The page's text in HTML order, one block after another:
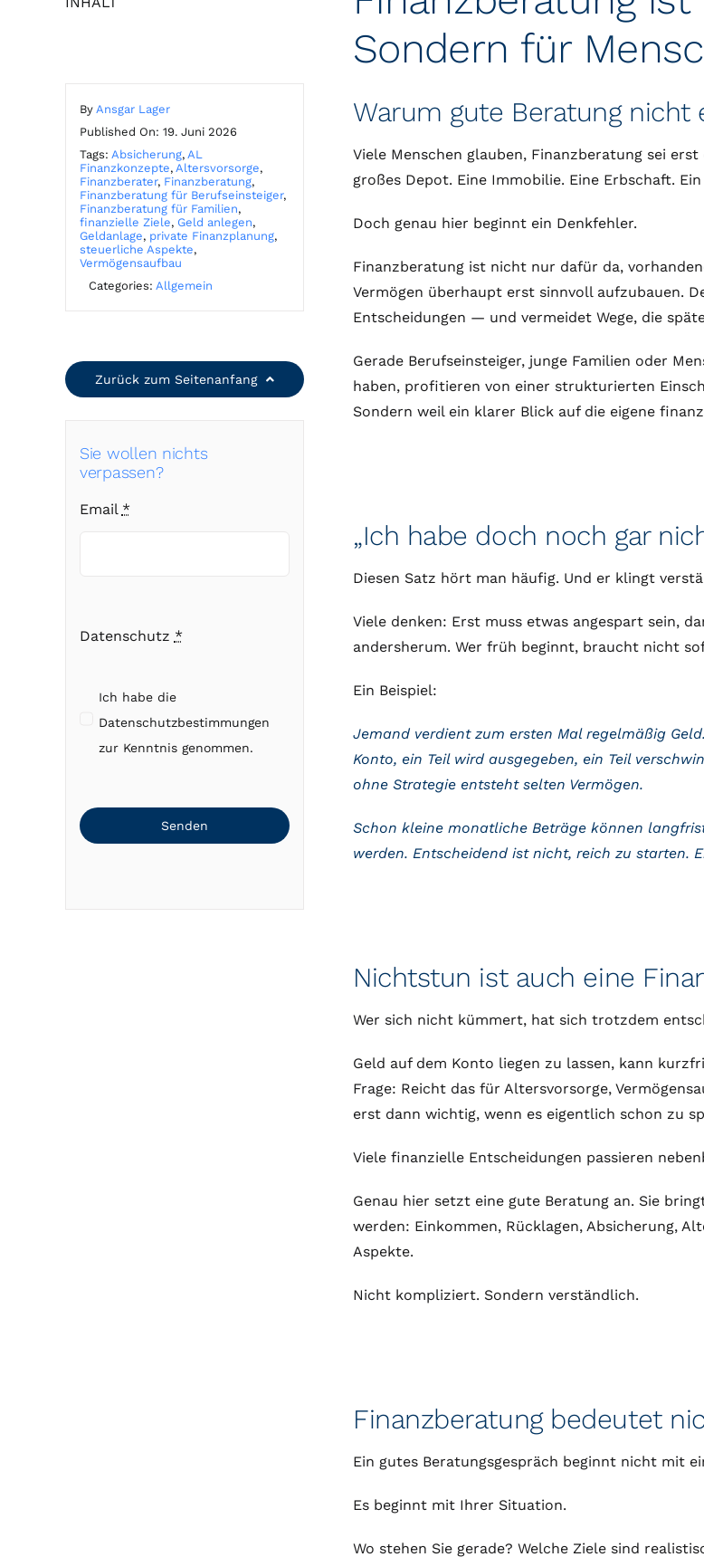
By Ansgar Lager
Published On: 19. Juni 2026
Tags: Absicherung, AL
Finanzkonzepte, Altersvorsorge,
Finanzberater, Finanzberatung,
Finanzberatung für Berufseinsteiger,
Finanzberatung für Familien,
finanzielle Ziele, Geld anlegen,
Geldanlage, private Finanzplanung,
steuerliche Aspekte,
Vermögensaufbau
Categories: Allgemein
Zurück zum Seitenanfang
Sie wollen nichts
verpassen?
Email *
Datenschutz *
Ich habe die
Datenschutzbestimmungen
zur Kenntnis genommen.
Senden
Sondern für
Warum gute Beratung nicht
Viele Menschen glauben, Finanzberatung sei
großes Depot. Eine Immobilie. Eine Erbschaft.
Doch genau hier beginnt ein Denkfehler.
Finanzberatung ist nicht nur dafür da,
Vermögen überhaupt erst sinnvoll aufzubauen.
Entscheidungen — und vermeidet Wege, die
Gerade Berufseinsteiger, junge Familien oder
haben, profitieren von einer strukturierten
Sondern weil ein klarer Blick auf die eigene
„Ich habe doch noch gar
Diesen Satz hört man häufig. Und er klingt
Viele denken: Erst muss etwas angespart sein,
andersherum. Wer früh beginnt, braucht nicht
Ein Beispiel:
Jemand verdient zum ersten Mal regelmäßig
Konto, ein Teil wird ausgegeben, ein Teil
ohne Strategie entsteht selten Vermögen.
Schon kleine monatliche Beträge können
werden. Entscheidend ist nicht, reich zu starten.
Nichtstun ist auch eine
Wer sich nicht kümmert, hat sich trotzdem
Geld auf dem Konto liegen zu lassen, kann
Frage: Reicht das für Altersvorsorge,
erst dann wichtig, wenn es eigentlich schon zu
Viele finanzielle Entscheidungen passieren
Genau hier setzt eine gute Beratung an. Sie
werden: Einkommen, Rücklagen, Absicherung,
Aspekte.
Nicht kompliziert. Sondern verständlich.
Finanzberatung bedeutet
Ein gutes Beratungsgespräch beginnt nicht mit
Es beginnt mit Ihrer Situation.
Wo stehen Sie gerade? Welche Ziele sind